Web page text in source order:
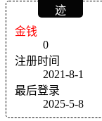
迹
金钱
0
注册时间
2021-8-1
最后登录
2025-5-8